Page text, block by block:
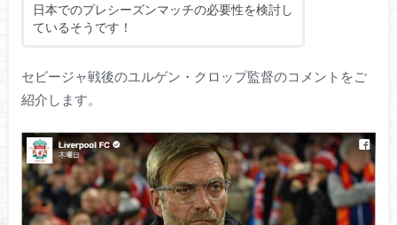
日本でのプレシーズンマッチの必要性を検討し
ているそうです！
セビージャ戦後のユルゲン・クロップ監督のコメントをご
紹介します。